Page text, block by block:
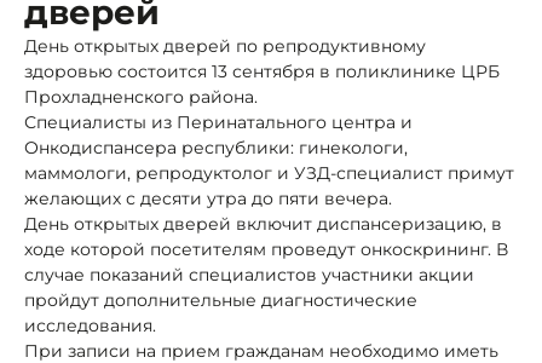
дверей
День открытых дверей по репродуктивному
здоровью состоится 13 сентября в поликлинике ЦРБ
Прохладненского района.
Специалисты из Перинатального центра и
Онкодиспансера республики: гинекологи,
маммологи, репродуктолог и УЗД-специалист примут
желающих с десяти утра до пяти вечера.
День открытых дверей включит диспансеризацию, в
ходе которой посетителям проведут онкоскрининг. В
случае показаний специалистов участники акции
пройдут дополнительные диагностические
исследования.
При записи на прием гражданам необходимо иметь